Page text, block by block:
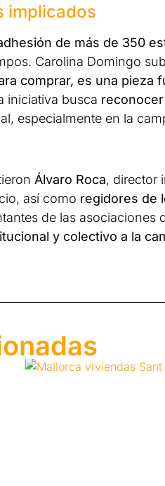
implicados
de más de 350
Carolina Domingo
comprar, es una pieza
iniciativa busca
especialmente en la
Álvaro Roca, director
así como regidores de
de las asociaciones
y colectivo a la